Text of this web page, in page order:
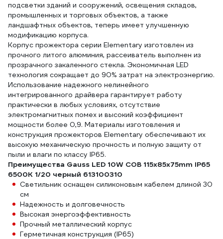
подсветки зданий и сооружений, освещения складов,
промышленных и торговых объектов, а также
ландшафтных объектов, теперь имеет улучшенную
модификацию корпуса.
Корпус прожектора серии Elementary изготовлен из
прочного литого алюминия, рассеиватель выполнен из
прозрачного закаленного стекла. Экономичная LED
технология сокращает до 90% затрат на электроэнергию.
Использование надежного нелинейного
интегрированного драйвера гарантирует работу
практически в любых условиях, отсутствие
электромагнитных помех и высокий коэффициент
мощности более 0,9. Материалы изготовления и
конструкция прожекторов Elementary обеспечивают их
высокую механическую прочность и полную защиту от
пыли и влаги по классу IP65.
Преимущества Gauss LED 10W COB 115x85x75mm IP65
6500К 1/20 черный 613100310
Светильник оснащен силиконовым кабелем длиной 30
см
Надежность и долговечность
Высокая энергоэффективность
Прочный металлический корпус
Герметичная конструкция (IP65)